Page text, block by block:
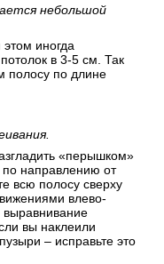
небольшой
иногда
в 3-5 см. Так
полосу по длине
«перышком»
направлению от
всю полосу сверху
влево-
выравнивание
вы наклеили
– исправьте это